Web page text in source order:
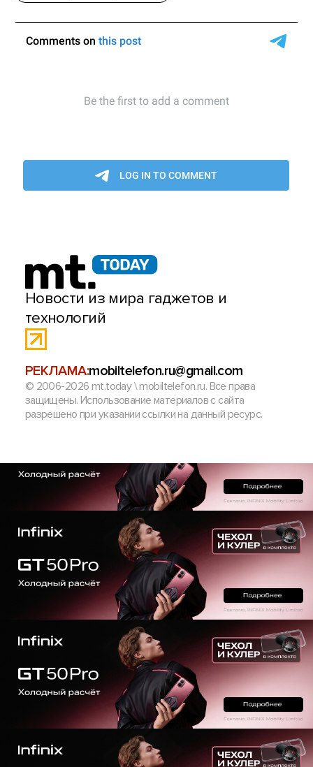
Новости из мира гаджетов и
технологий
РЕКЛАМА:mobiltelefon.ru@gmail.com
© 2006-2026 mt.today \ mobiltelefon.ru. Все права
защищены. Использование материалов с сайта
разрешено при указании ссылки на данный ресурс.